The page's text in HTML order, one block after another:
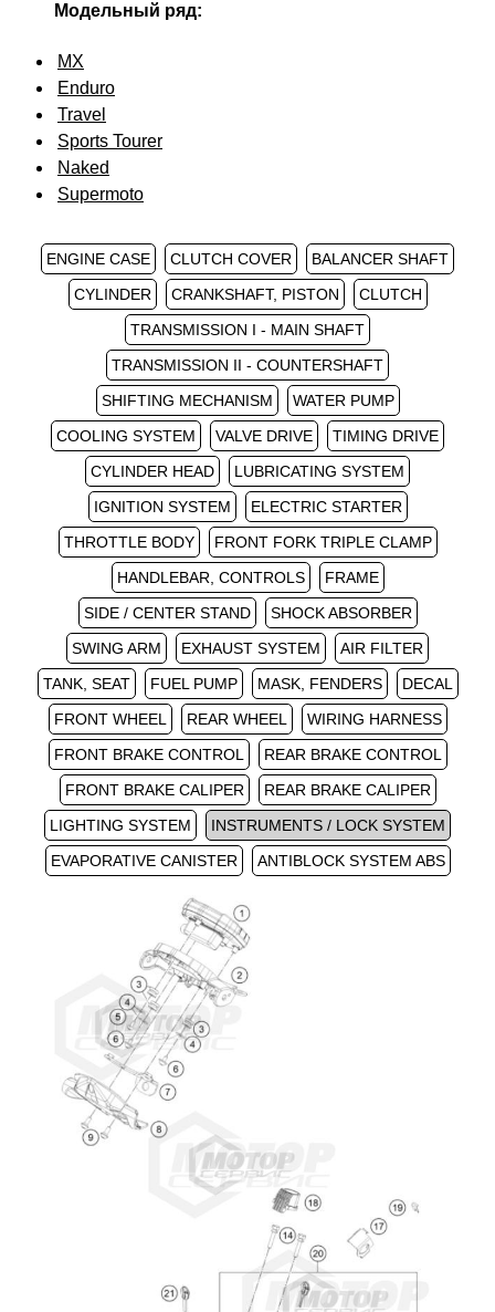
Модельный ряд:
MX
Enduro
Travel
Sports Tourer
Naked
Supermoto
ENGINE CASE CLUTCH COVER
BALANCER SHAFT
CYLINDER
CRANKSHAFT, PISTON
CLUTCH
TRANSMISSION I - MAIN SHAFT
TRANSMISSION II - COUNTERSHAFT
SHIFTING MECHANISM
WATER PUMP
COOLING SYSTEM
VALVE DRIVE
TIMING DRIVE
CYLINDER HEAD
LUBRICATING SYSTEM
IGNITION SYSTEM
ELECTRIC STARTER
THROTTLE BODY
FRONT FORK TRIPLE CLAMP
HANDLEBAR, CONTROLS
FRAME
SIDE / CENTER STAND
SHOCK ABSORBER
SWING ARM
EXHAUST SYSTEM
AIR FILTER
TANK, SEAT
FUEL PUMP MASK, FENDERS
DECAL
FRONT WHEEL
REAR WHEEL
WIRING HARNESS
FRONT BRAKE CONTROL
REAR BRAKE CONTROL
FRONT BRAKE CALIPER
REAR BRAKE CALIPER
LIGHTING SYSTEM
INSTRUMENTS / LOCK SYSTEM
EVAPORATIVE CANISTER
ANTIBLOCK SYSTEM ABS